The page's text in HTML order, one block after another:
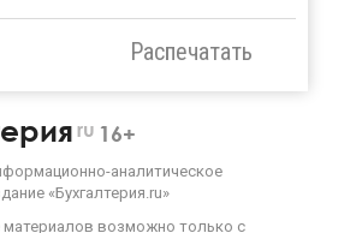
Распечатать
ru 16+
аналитическое
«Бухгалтерия.ru»
материалов возможно только с